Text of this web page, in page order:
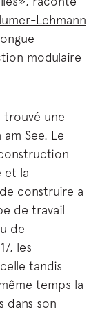
Lehmann
modulaire
trouvé une
See. Le
et la
construire a
de travail
de
les
tandis
temps la
dans son